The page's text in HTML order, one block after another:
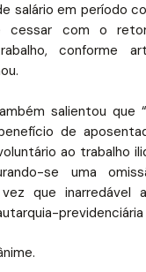
salário em período
cessar com o
conforme
salientou que
de
ao trabalho
se uma
que inarredável